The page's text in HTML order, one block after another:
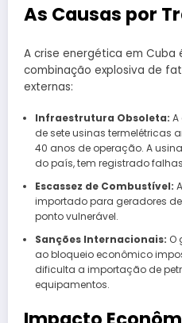
As Causas por
A crise energética em Cuba
combinação explosiva de
externas:
Infraestrutura Obsoleta: A
de sete usinas termelétricas
40 anos de operação. A
do país, tem registrado
Escassez de Combustível:
importado para geradores
ponto vulnerável.
Sanções Internacionais: O
ao bloqueio econômico
dificulta a importação de
equipamentos.